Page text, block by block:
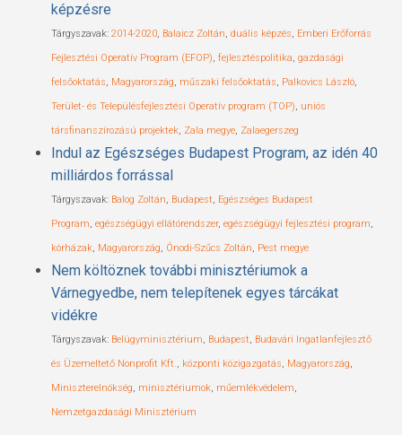
képzésre
Tárgyszavak: 2014-2020, Balaicz Zoltán, duális képzés, Emberi Erőforrás
Fejlesztési Operatív Program (EFOP), fejlesztéspolitika, gazdasági
felsőoktatás, Magyarország, műszaki felsőoktatás, Palkovics László,
Terület- és Településfejlesztési Operatív program (TOP), uniós
társfinanszírozású projektek, Zala megye, Zalaegerszeg
Indul az Egészséges Budapest Program, az idén 40
milliárdos forrással
Tárgyszavak: Balog Zoltán, Budapest, Egészséges Budapest
Program, egészségügyi ellátórendszer, egészségügyi fejlesztési program,
kórházak, Magyarország, Ónodi-Szűcs Zoltán, Pest megye
Nem költöznek további minisztériumok a
Várnegyedbe, nem telepítenek egyes tárcákat
vidékre
Tárgyszavak: Belügyminisztérium, Budapest, Budavári Ingatlanfejlesztő
és Üzemeltető Nonprofit Kft., központi közigazgatás, Magyarország,
Miniszterelnökség, minisztériumok, műemlékvédelem,
Nemzetgazdasági Minisztérium